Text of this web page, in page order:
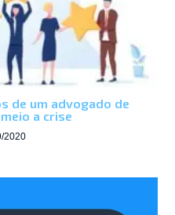
de um advogado de
a crise
2020